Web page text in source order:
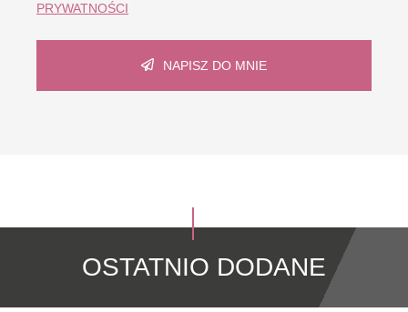
PRYWATNOŚCI
NAPISZ DO MNIE
OSTATNIO DODANE